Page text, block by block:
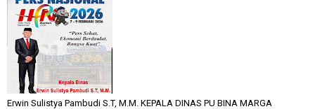
Erwin Sulistya Pambudi S.T, M.M. KEPALA DINAS PU BINA MARGA